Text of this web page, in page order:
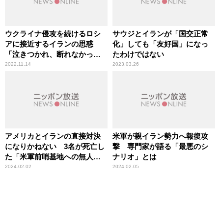
ウクライナ侵攻を続けるロシ
アに接近するイランの思惑
「泣きつかれ、断れなかっ
た」国際政治学者が解説
2022.11.14
サウジとイランが「国交正常
化」しても「友好国」になっ
たわけではない
2023.03.26
アメリカとイランの直接対決
になりかねない 3名が死亡し
た「米軍前哨基地への無人機
攻撃」
2024.02.02
米軍が親イラン勢力へ報復攻
撃 専門家が語る「最悪のシ
ナリオ」とは
2024.02.05